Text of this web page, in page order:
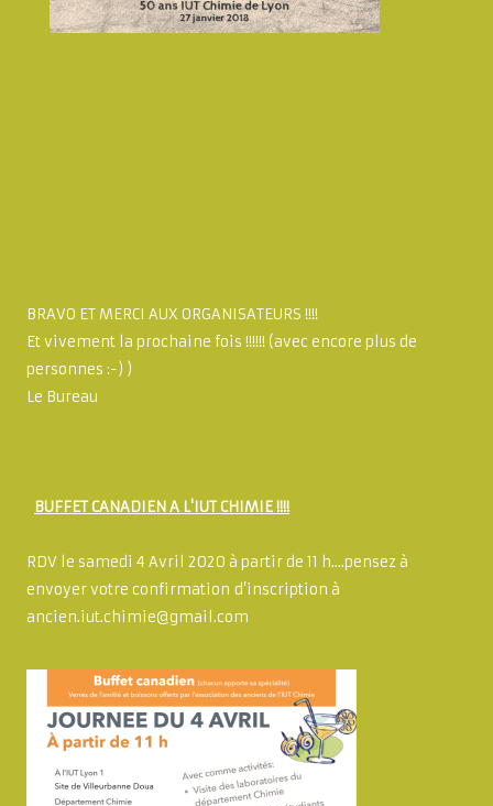
BRAVO ET MERCI AUX ORGANISATEURS !!!!
Et vivement la prochaine fois !!!!!! (avec encore plus de
personnes :-) )
Le Bureau
BUFFET CANADIEN A L'IUT CHIMIE !!!!
RDV le samedi 4 Avril 2020 à partir de 11 h....pensez à
envoyer votre confirmation d’inscription à
ancien.iut.chimie@gmail.com